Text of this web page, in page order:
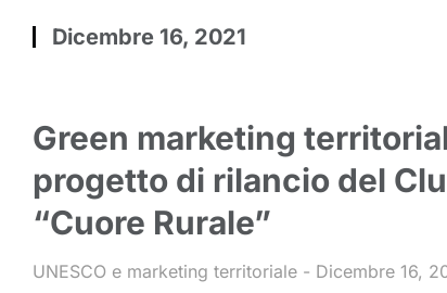
Dicembre 16, 2021
Green marketing
progetto di rilancio del
“Cuore Rurale”
UNESCO e marketing territoriale Dicembre 16,